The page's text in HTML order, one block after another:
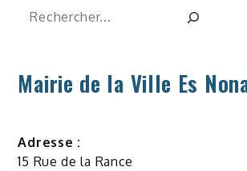
Rechercher
Mairie de la Ville Es
Adresse :
15 Rue de la Rance